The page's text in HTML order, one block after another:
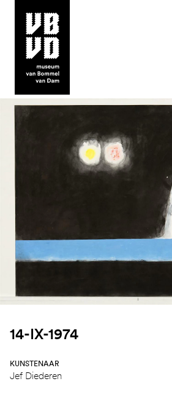
museum van Bommel van Dam
14-IX-1974
KUNSTENAAR
Jef Diederen